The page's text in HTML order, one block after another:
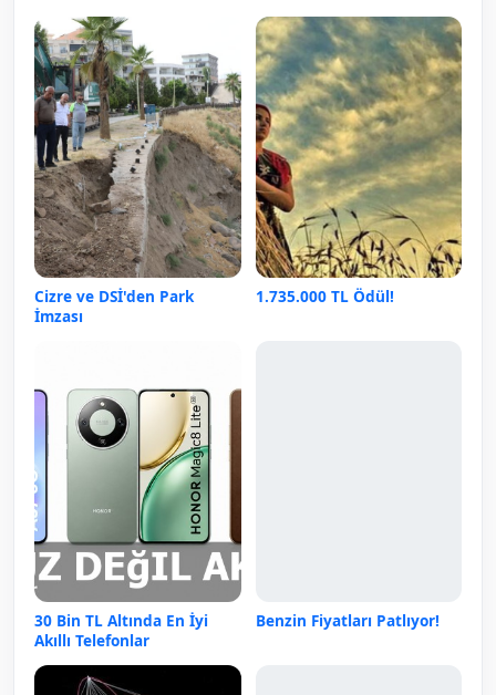
Cizre ve DSİ'den Park
İmzası
1.735.000 TL Ödül!
30 Bin TL Altında En İyi
Akıllı Telefonlar
Benzin Fiyatları Patlıyor!